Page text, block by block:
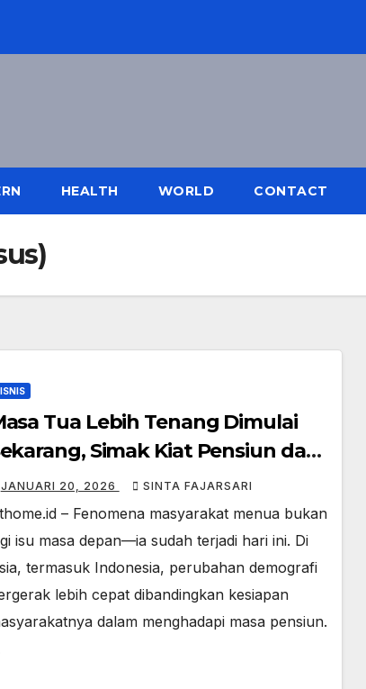
HEALTH WORLD CONTACT
Tua Lebih Tenang Dimulai
Simak Kiat Pensiun dari
DBS Indonesia
JANUARI 20, 2026 SINTA FAJARSARI
– Fenomena masyarakat menua bukan
isu masa depan—ia sudah terjadi hari ini. Di
termasuk Indonesia, perubahan demografi
lebih cepat dibandingkan kesiapan
dalam menghadapi masa pensiun.